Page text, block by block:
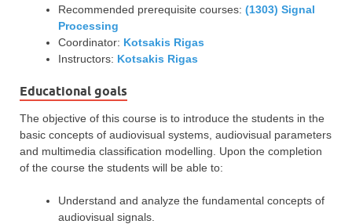
Recommended prerequisite courses: (1303) Signal
Processing
Coordinator: Kotsakis Rigas
Instructors: Kotsakis Rigas
Educational goals
The objective of this course is to introduce the students in the
basic concepts of audiovisual systems, audiovisual parameters
and multimedia classification modelling. Upon the completion
of the course the students will be able to:
Understand and analyze the fundamental concepts of
audiovisual signals.